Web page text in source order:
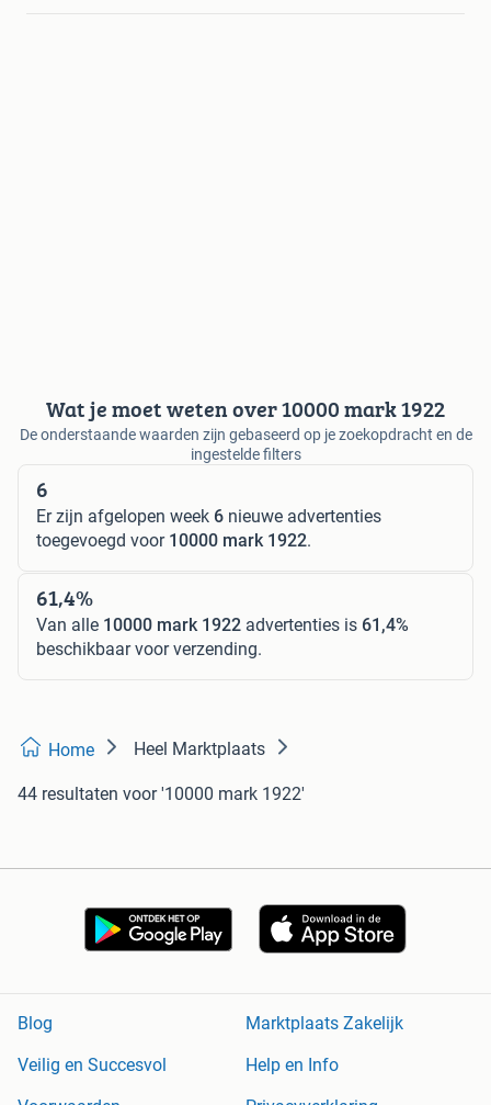
Wat je moet weten over 10000 mark 1922
De onderstaande waarden zijn gebaseerd op je zoekopdracht en de
ingestelde filters
6
Er zijn afgelopen week 6 nieuwe advertenties
toegevoegd voor 10000 mark 1922.
61,4%
Van alle 10000 mark 1922 advertenties is 61,4%
beschikbaar voor verzending.
Home Heel Marktplaats
44 resultaten voor '10000 mark 1922'
Blog
Marktplaats Zakelijk
Veilig en Succesvol
Help en Info